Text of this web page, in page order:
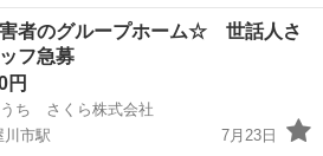
中央駅
者のグループホーム☆ 世話人さ
フ急募
円
ち さくら株式会社
川市駅
7月23日